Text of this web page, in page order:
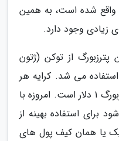
شده است، به همین
زیادی وجود دارد.
از توکن (ژتون
می شد. کرایه هر
سفر در تمامی منطقه ها سن پترزبورگ 1 دلار است. امروزه با
برای استفاده بهینه از
یا همان کیف پول های